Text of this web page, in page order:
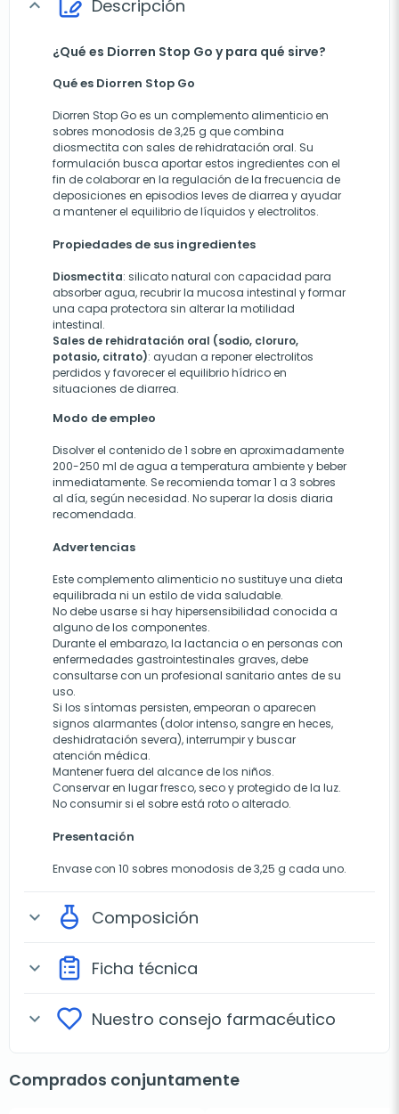
expand_more Descripción
¿Qué es Diorren Stop Go y para qué sirve?
Qué es Diorren Stop Go
Diorren Stop Go es un complemento alimenticio en
sobres monodosis de 3,25 g que combina
diosmectita con sales de rehidratación oral. Su
formulación busca aportar estos ingredientes con el
fin de colaborar en la regulación de la frecuencia de
deposiciones en episodios leves de diarrea y ayudar
a mantener el equilibrio de líquidos y electrolitos.
Propiedades de sus ingredientes
Diosmectita: silicato natural con capacidad para
absorber agua, recubrir la mucosa intestinal y formar
una capa protectora sin alterar la motilidad
intestinal.
Sales de rehidratación oral (sodio, cloruro,
potasio, citrato): ayudan a reponer electrolitos
perdidos y favorecer el equilibrio hídrico en
situaciones de diarrea.
Modo de empleo
Disolver el contenido de 1 sobre en aproximadamente
200-250 ml de agua a temperatura ambiente y beber
inmediatamente. Se recomienda tomar 1 a 3 sobres
al día, según necesidad. No superar la dosis diaria
recomendada.
Advertencias
Este complemento alimenticio no sustituye una dieta
equilibrada ni un estilo de vida saludable.
No debe usarse si hay hipersensibilidad conocida a
alguno de los componentes.
Durante el embarazo, la lactancia o en personas con
enfermedades gastrointestinales graves, debe
consultarse con un profesional sanitario antes de su
uso.
Si los síntomas persisten, empeoran o aparecen
signos alarmantes (dolor intenso, sangre en heces,
deshidratación severa), interrumpir y buscar
atención médica.
Mantener fuera del alcance de los niños.
Conservar en lugar fresco, seco y protegido de la luz.
No consumir si el sobre está roto o alterado.
Presentación
Envase con 10 sobres monodosis de 3,25 g cada uno.
expand_more Composición
expand_more Ficha técnica
expand_more Nuestro consejo farmacéutico
Comprados conjuntamente